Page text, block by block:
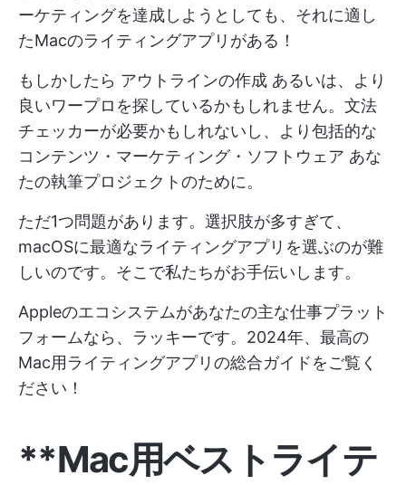
ーケティングを達成しようとしても、それに適し
たMacのライティングアプリがある！
もしかしたら アウトラインの作成 あるいは、より
良いワープロを探しているかもしれません。文法
チェッカーが必要かもしれないし、より包括的な
コンテンツ・マーケティング・ソフトウェア あな
たの執筆プロジェクトのために。
ただ1つ問題があります。選択肢が多すぎて、
macOSに最適なライティングアプリを選ぶのが難
しいのです。そこで私たちがお手伝いします。
Appleのエコシステムがあなたの主な仕事プラット
フォームなら、ラッキーです。2024年、最高の
Mac用ライティングアプリの総合ガイドをご覧く
ださい！
**Mac用ベストライテ